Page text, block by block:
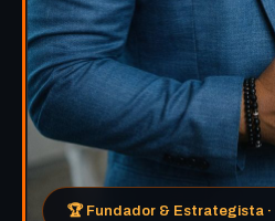
🏆 Fundador & Estrategista